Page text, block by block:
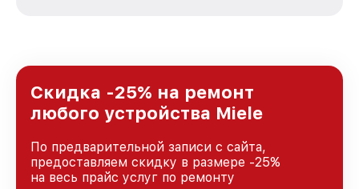
Санкт-Петербурге, постоянно повышая
уровень доверия и лояльности наших
клиентов.
Скидка -25% на ремонт
любого устройства Miele
По предварительной записи с сайта,
предоставляем скидку в размере -25%
на весь прайс услуг по ремонту